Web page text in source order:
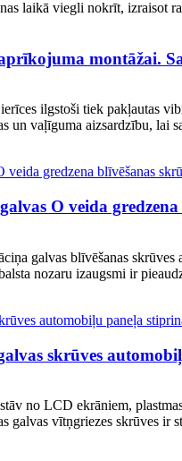
laikā viegli nokrīt, izraisot
montāžai.
ilgstoši tiek pakļautas
un vaļīguma aizsardzību, lai
O veida
galvas blīvēšanas
nozaru izaugsmi ir
skrūves
no LCD ekrāniem,
vītņgriezes skrūves ir